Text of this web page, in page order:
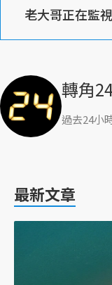
老大哥正在監
轉角
過去24小
最新文章